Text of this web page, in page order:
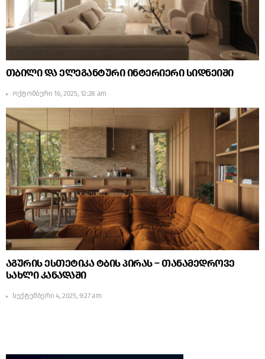
თბილი და ელეგანტური ინტერიერი სიდნეიში
ოქტომბერი 16, 2025, 12:28 am
აგურის ესთეტიკა ტბის პირას – თანამედროვე
სახლი კანადაში
სექტემბერი 4, 2025, 9:27 am